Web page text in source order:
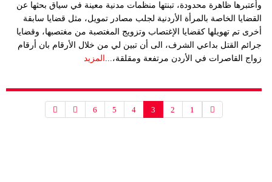
وأعتبرها ظاهرة محدودة، تبنتها منظمات مدنية معينة في سياق بحثها عن
القضايا الخاصة بالمرأة الأردنية لجلب مصادر تمويل، مثل قضايا سابقة
أخرى تم تهويلها كقضايا الإغتصاب وتزويج المغتصبة من مغتصبها، وقضايا
جرائم القتل بداعي الشرف، الى أن تبين لي من خلال الأرقام بان أرقام
زواج القاصرات في الأردن مرتفعة ومقلقة،... المزيد
1
2
3
4
5
6